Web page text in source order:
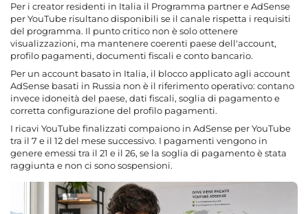
Per i creator residenti in Italia il Programma partner e AdSense
per YouTube risultano disponibili se il canale rispetta i requisiti
del programma. Il punto critico non è solo ottenere
visualizzazioni, ma mantenere coerenti paese dell'account,
profilo pagamenti, documenti fiscali e conto bancario.
Per un account basato in Italia, il blocco applicato agli account
AdSense basati in Russia non è il riferimento operativo: contano
invece idoneità del paese, dati fiscali, soglia di pagamento e
corretta configurazione del profilo pagamenti.
I ricavi YouTube finalizzati compaiono in AdSense per YouTube
tra il 7 e il 12 del mese successivo. I pagamenti vengono in
genere emessi tra il 21 e il 26, se la soglia di pagamento è stata
raggiunta e non ci sono sospensioni.